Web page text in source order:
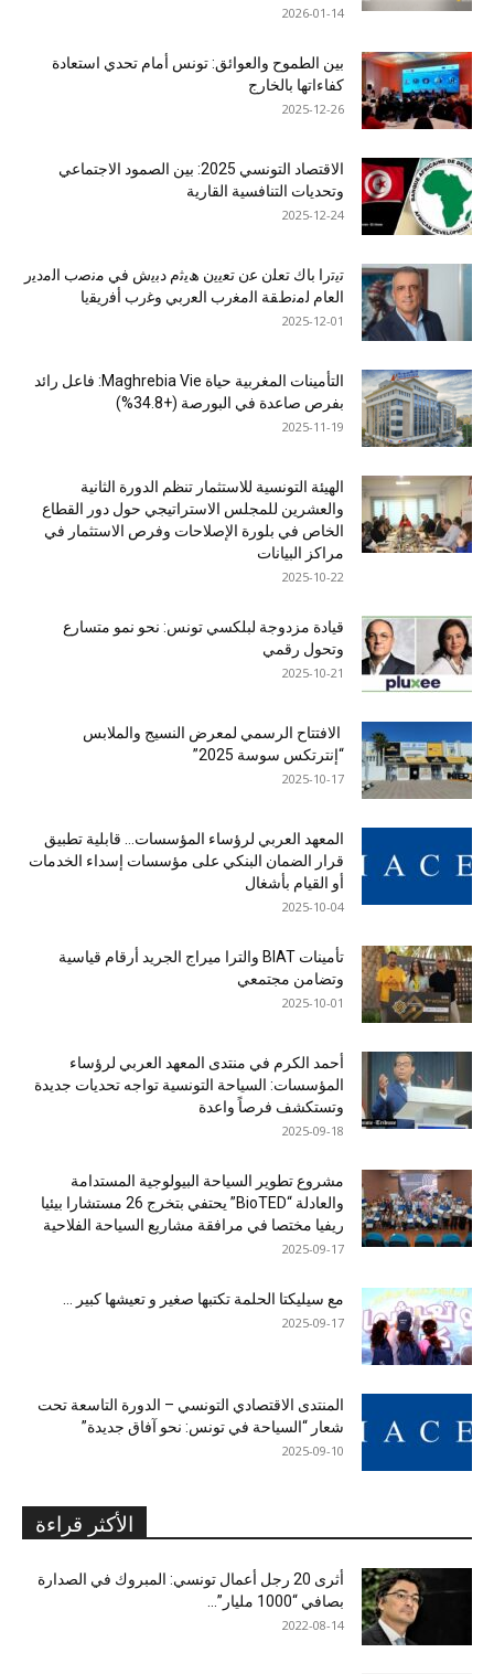
2026-01-14
بين الطموح والعوائق: تونس أمام تحدي استعادة
كفاءاتها بالخارج
2025-12-26
الاقتصاد التونسي 2025: بين الصمود الاجتماعي
وتحديات التنافسية القارية
2025-12-24
ﺗﯾﺗرا ﺑﺎك ﺗﻌﻠن ﻋن ﺗﻌﯾﯾن ھﯾﺛم دﺑﯾش ﻓﻲ ﻣﻧﺻب اﻟﻣدﯾر
اﻟﻌﺎم ﻟﻣﻧطﻘﺔ اﻟﻣﻐرب اﻟﻌرﺑﻲ وﻏرب أﻓرﯾﻘﯾﺎ
2025-12-01
التأمينات المغربية حياة Maghrebia Vie: فاعل رائد
بفرص صاعدة في البورصة (+34.8%)
2025-11-19
الهيئة التونسية للاستثمار تنظم الدورة الثانية
والعشرين للمجلس الاستراتيجي حول دور القطاع
الخاص في بلورة الإصلاحات وفرص الاستثمار في
مراكز البيانات
2025-10-22
قيادة مزدوجة لبلكسي تونس: نحو نمو متسارع
وتحول رقمي
2025-10-21
الافتتاح الرسمي لمعرض النسيج والملابس
“إنترتكس سوسة 2025”
2025-10-17
المعهد العربي لرؤساء المؤسسات… قابلية تطبيق
قرار الضمان البنكي على مؤسسات إسداء الخدمات
أو القيام بأشغال
2025-10-04
تأمينات BIAT والترا ميراج الجريد أرقام قياسية
وتضامن مجتمعي
2025-10-01
أحمد الكرم في منتدى المعهد العربي لرؤساء
المؤسسات: السياحة التونسية تواجه تحديات جديدة
وتستكشف فرصاً واعدة
2025-09-18
مشروع تطوير السياحة البيولوجية المستدامة
والعادلة “BioTED” يحتفي بتخرج 26 مستشارا بيئيا
ريفيا مختصا في مرافقة مشاريع السياحة الفلاحية
2025-09-17
مع سيليكتا الحلمة تكتبها صغير و تعيشها كبير …
2025-09-17
المنتدى الاقتصادي التونسي – الدورة التاسعة تحت
شعار “السياحة في تونس: نحو آفاق جديدة”
2025-09-10
الأكثر قراءة
أثرى 20 رجل أعمال تونسي: المبروك في الصدارة
بصافي “1000 مليار”...
2022-08-14